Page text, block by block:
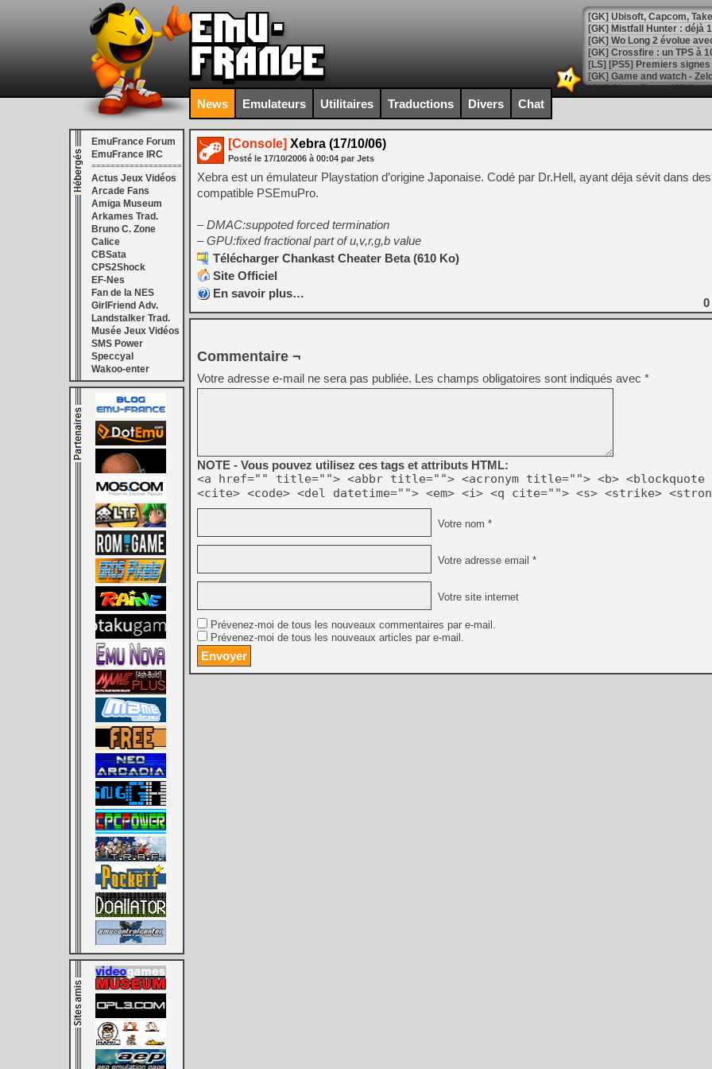
[GK] Mistfall Hunter : déjà
[GK] Wo Long 2 évolue
[GK] Crossfire : un TPS à
[LS] [PS5] Premiers
[Mo5] DOOM arrive en
[GK] Bethesda fête les 30
[GK] Roblox : l'action en
[GK] Agenda - GeForce
[LS] [PS5] ps5-y2jb-
[GK] Pourquoi Marvel
[GK] Test : Restory : Chill
[GK] GTA 6 : Rockstar
[GK] Hot Wheels Infinite
[GK] Mémoire cash -
[GK] Résultats Nintendo :
[GK] Déjà des
[Mo5] Brickboy cherche à
[GK] Minecraft et ses «
[GK] Beast of
[GK] Mémoire cash -
[GK] Dan Houser (GTA)
[GK] Comment EA Sports
[GK] Crimson Moon : un
[GK] Isle of Reveries : le
[GK] Moonlighter 2 : The
[GK] Capcom relance
[Mo5] Deux inédits du
News Emulateurs Utilitaires Traductions Divers Chat
EmuFrance Forum
EmuFrance IRC
===================
Actus Jeux Vidéos
Arcade Fans
Amiga Museum
Arkames Trad.
Bruno C. Zone
Calice
CBSata
CPS2Shock
EF-Nes
Fan de la NES
GirlFriend Adv.
Landstalker Trad.
Musée Jeux Vidéos
SMS Power
Speccyal
Wakoo-enter
[Console] Xebra (17/10/06)
Posté le 17/10/2006 à 00:04 par Jets
Xebra est un émulateur Playstation d’origine Japonaise. Codé par Dr.Hell, ayant déja sévit dans
compatible PSEmuPro.
– DMAC:suppoted forced termination
– GPU:fixed fractional part of u,v,r,g,b value
Télécharger Chankast Cheater Beta (610 Ko)
Site Officiel
En savoir plus…
0
Commentaire ¬
Votre adresse e-mail ne sera pas publiée. Les champs obligatoires sont indiqués avec *
NOTE - Vous pouvez utilisez ces tags et attributs HTML:
<a href="" title=""> <abbr title=""> <acronym title=""> <b> <blockquote
<cite> <code> <del datetime=""> <em> <i> <q cite=""> <s> <strike>
Votre nom *
Votre adresse email *
Votre site internet
Prévenez-moi de tous les nouveaux commentaires par e-mail.
Prévenez-moi de tous les nouveaux articles par e-mail.